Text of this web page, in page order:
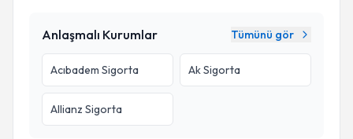
Anlaşmalı Kurumlar Tümünü gör
Acıbadem Sigorta Ak Sigorta
Allianz Sigorta